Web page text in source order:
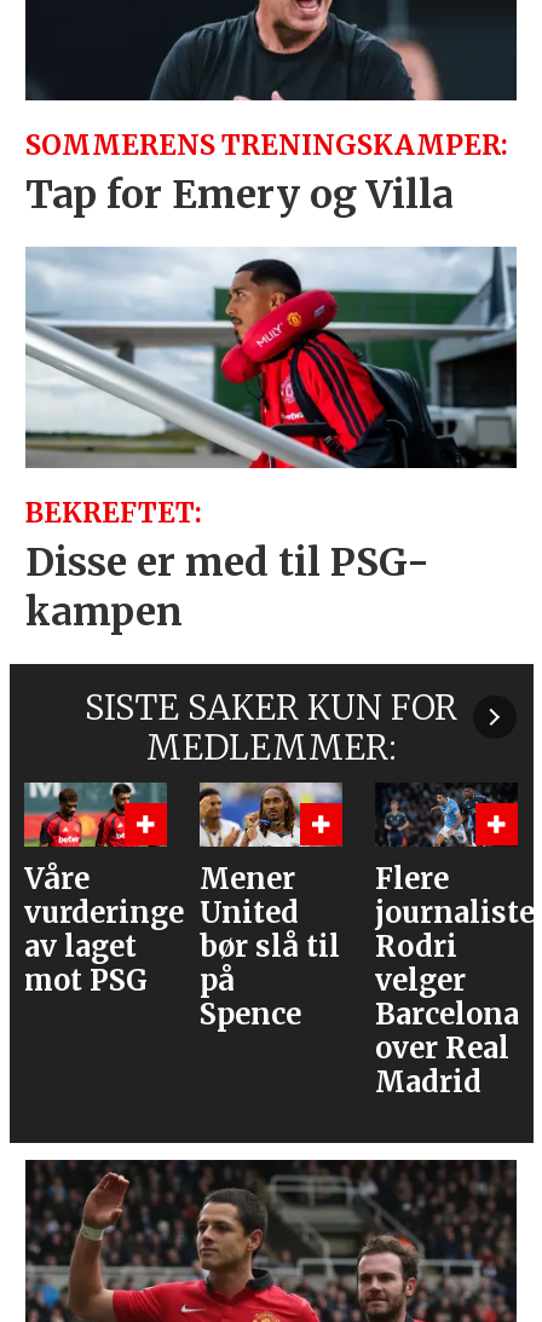
SOMMERENS TRENINGSKAMPER:
Tap for Emery og Villa
BEKREFTET:
Disse er med til PSG-
kampen
SISTE SAKER KUN FOR
MEDLEMMER:
Våre
vurderinger
av laget
mot PSG
Mener
United
bør slå til
på
Spence
Flere
Rodri
velger
Barcelona
over Real
Madrid